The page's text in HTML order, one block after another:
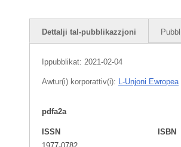
Dettalji tal-pubblikazzjoni
Ippubblikat: 2021-02-04
Awtur(i) korporattiv(i): L-Unjoni Ewropea
pdfa2a
ISSN
ISBN